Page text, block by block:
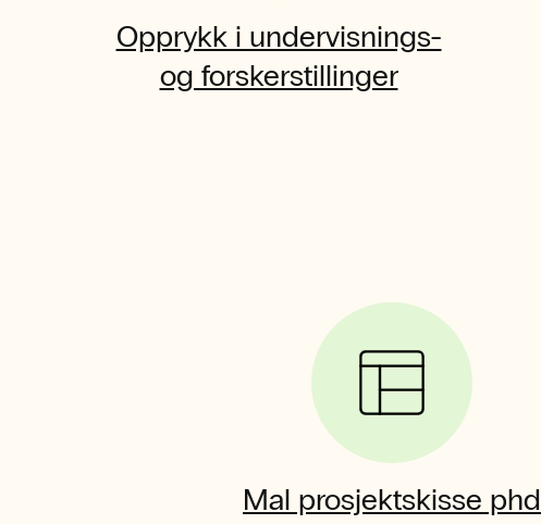
Opprykk i undervisnings-
og forskerstillinger
Mal prosjektskisse phd